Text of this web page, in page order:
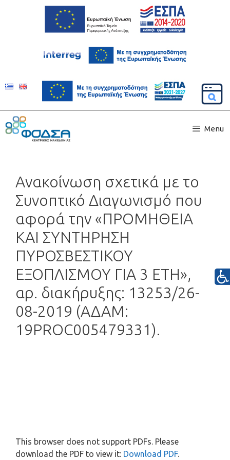
Menu
Ανακοίνωση σχετικά με τo
Συνοπτικό Διαγωνισμό που
αφορά την «ΠΡΟΜΗΘΕΙΑ
ΚΑΙ ΣΥΝΤΗΡΗΣΗ
ΠΥΡΟΣΒΕΣΤΙΚΟΥ
ΕΞΟΠΛΙΣΜΟΥ ΓΙΑ 3 ΕΤΗ»,
αρ. διακήρυξης: 13253/26-
08-2019 (ΑΔΑΜ:
19PROC005479331).
This browser does not support PDFs. Please
download the PDF to view it: Download PDF.